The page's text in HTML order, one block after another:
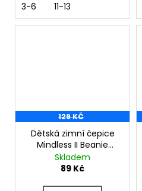
3-6 11-13
129 KČ
Dětská zimní čepice
Mindless II Beanie
DKC322 black olive
green
Skladem
89 Kč